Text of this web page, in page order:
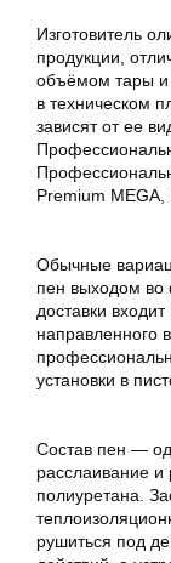
Изготовитель
продукции,
объёмом тары
в техническом
зависят от ее
Premium MEGA,
Обычные
пен выходом во
доставки
направленного
установки в
Состав пен —
расслаивание
полиуретана.
рушиться под